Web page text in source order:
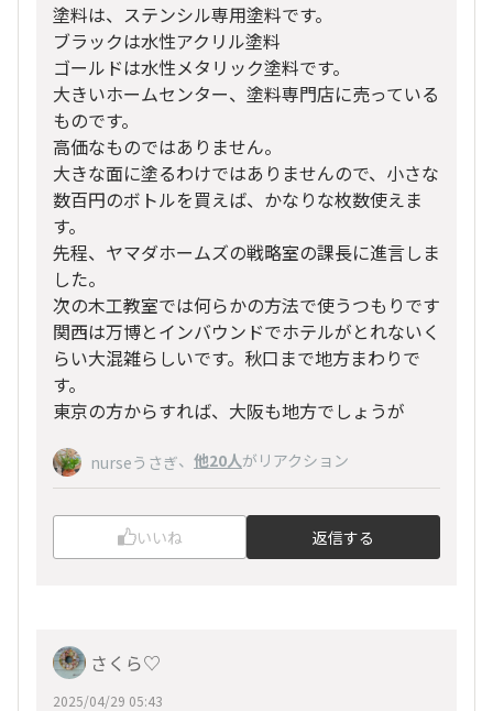
塗料は、ステンシル専用塗料です。
ブラックは水性アクリル塗料
ゴールドは水性メタリック塗料です。
大きいホームセンター、塗料専門店に売っている
ものです。
高価なものではありません。
大きな面に塗るわけではありませんので、小さな
数百円のボトルを買えば、かなりな枚数使えま
す。
先程、ヤマダホームズの戦略室の課長に進言しま
した。
次の木工教室では何らかの方法で使うつもりです
関西は万博とインバウンドでホテルがとれないく
らい大混雑らしいです。秋口まで地方まわりで
す。
東京の方からすれば、大阪も地方でしょうが
nurseうさぎ、 他20人がリアクション
いいね 返信する
さくら♡
2025/04/29 05:43